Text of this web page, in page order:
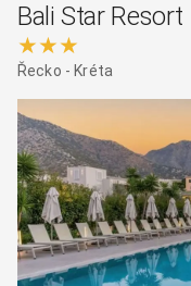
Bali Star Resort
★★★
Řecko - Kréta